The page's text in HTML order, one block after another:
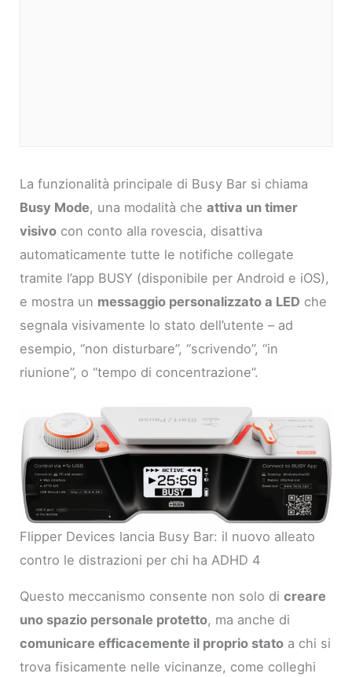
La funzionalità principale di Busy Bar si chiama
Busy Mode, una modalità cheattiva un timer
visivo con conto alla rovescia, disattiva
automaticamente tutte le notifiche collegate
tramite l’app BUSY (disponibile per Android e iOS),
e mostra un messaggio personalizzato a LED che
segnala visivamente lo stato dell’utente – ad
esempio, “non disturbare”, “scrivendo”, “in
riunione”, o “tempo di concentrazione”.
Flipper Devices lancia Busy Bar: il nuovo alleato
contro le distrazioni per chi ha ADHD 4
Questo meccanismo consente non solo dicreare
uno spazio personale protetto, ma anche di
comunicare efficacemente il proprio stato a chi si
trova fisicamente nelle vicinanze, come colleghi